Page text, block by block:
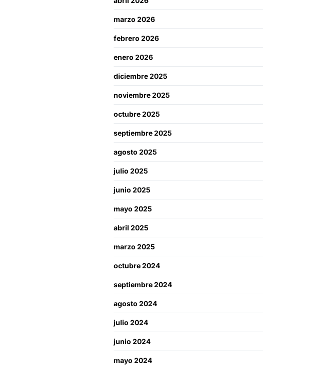
marzo 2026
febrero 2026
enero 2026
diciembre 2025
noviembre 2025
octubre 2025
septiembre 2025
agosto 2025
julio 2025
junio 2025
mayo 2025
abril 2025
marzo 2025
octubre 2024
septiembre 2024
agosto 2024
julio 2024
junio 2024
mayo 2024